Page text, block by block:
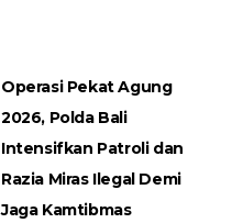
Operasi Pekat Agung
2026, Polda Bali
Intensifkan Patroli dan
Razia Miras Ilegal Demi
Jaga Kamtibmas